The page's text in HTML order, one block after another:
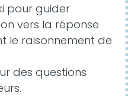
pour guider
vers la réponse
le raisonnement de
des questions